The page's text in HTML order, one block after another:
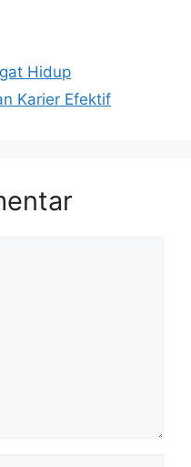
Hidup
Karier Efektif